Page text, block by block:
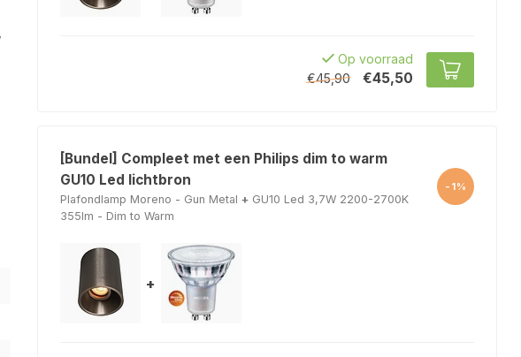
Op voorraad
€45,90
€45,50
[Bundel] Compleet met een Philips dim to warm
GU10 Led lichtbron
Plafondlamp Moreno - Gun Metal + GU10 Led 3,7W 2200-2700K
355lm - Dim to Warm
-1%
+